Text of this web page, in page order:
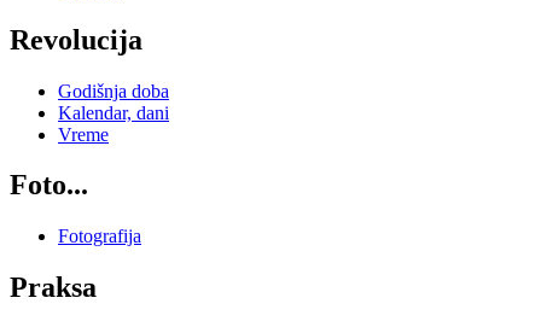
Revolucija
Godišnja doba
Kalendar, dani
Vreme
Foto...
Fotografija
Praksa